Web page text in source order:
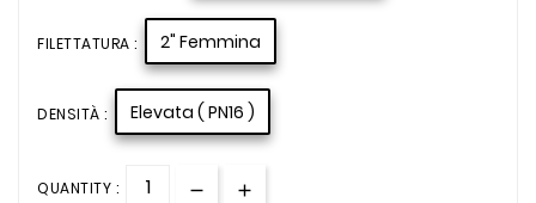
FILETTATURA : 2" Femmina
DENSITÀ : Elevata ( PN16 )
QUANTITY :